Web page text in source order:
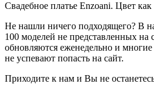
Свадебное платье Enzoani. Цвет
Не нашли ничего подходящего? В
100 моделей не представленных на
обновляются еженедельно и
не успевают попасть на сайт.
Приходите к нам и Вы не